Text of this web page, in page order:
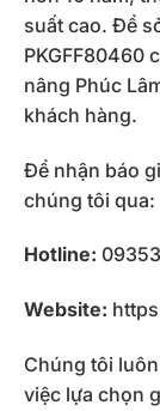
suất cao. Để
PKGFF80460
nâng Phúc
khách hàng.
Để nhận báo
chúng tôi qua:
Hotline:
Website:
Chúng tôi
việc lựa chọn